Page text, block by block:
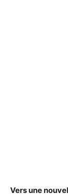
Vers une